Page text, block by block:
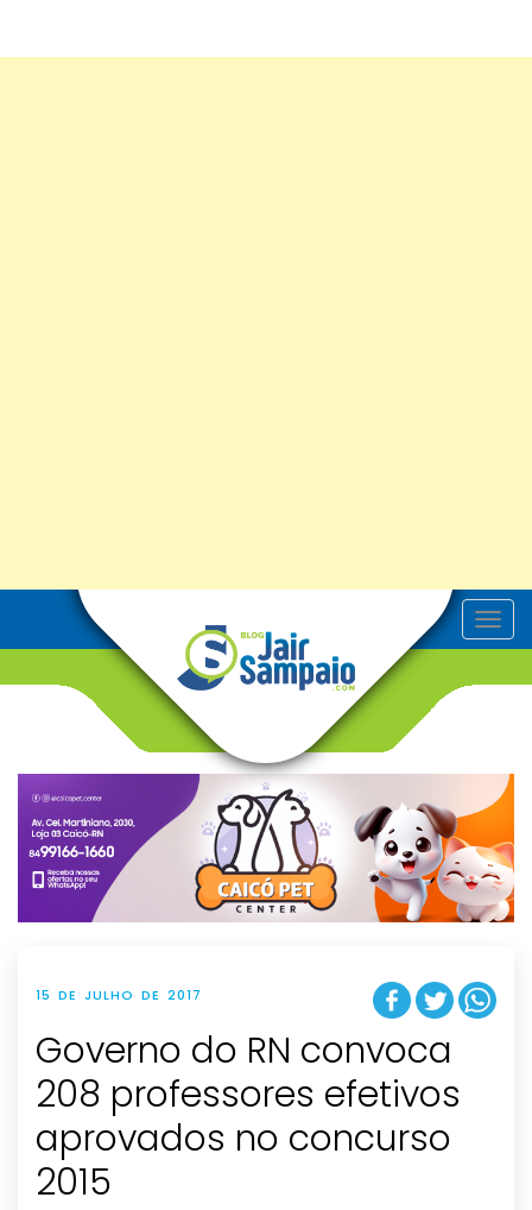
T
o
v
g
t
i
o
n
15 DE JULHO DE 2017
Governo do RN convoca
208 professores efetivos
aprovados no concurso
2015